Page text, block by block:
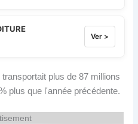
Ver >
transportait plus de 87 millions
plus que l'année précédente.